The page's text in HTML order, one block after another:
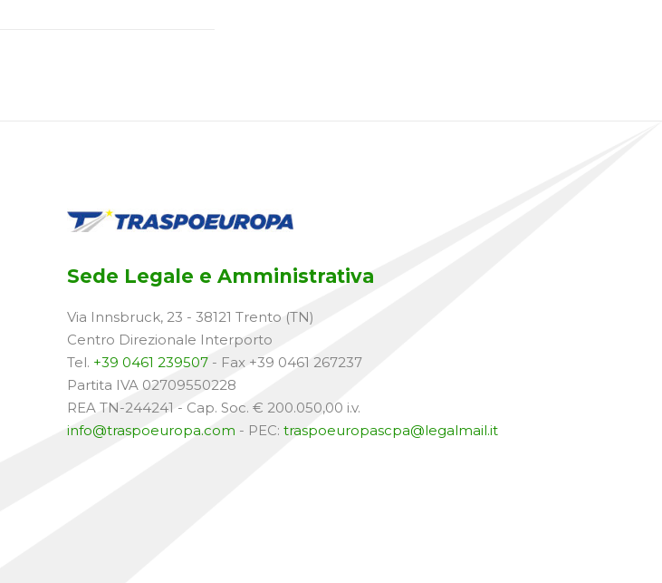
Sede Legale e Amministrativa
Via Innsbruck, 23 - 38121 Trento (TN)
Centro Direzionale Interporto
Tel. +39 0461 239507 - Fax +39 0461 267237
Partita IVA 02709550228
REA TN-244241 - Cap. Soc. € 200.050,00 i.v.
info@traspoeuropa.com - PEC: traspoeuropascpa@legalmail.it